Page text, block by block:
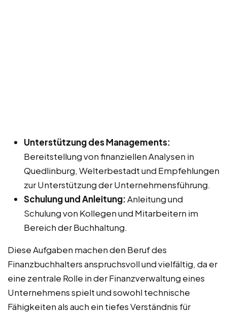
Unterstützung des Managements:
Bereitstellung von finanziellen Analysen in
Quedlinburg, Welterbestadt und Empfehlungen
zur Unterstützung der Unternehmensführung.
Schulung und Anleitung:Anleitung und
Schulung von Kollegen und Mitarbeitern im
Bereich der Buchhaltung.
Diese Aufgaben machen den Beruf des
Finanzbuchhalters anspruchsvoll und vielfältig, da er
eine zentrale Rolle in der Finanzverwaltung eines
Unternehmens spielt und sowohl technische
Fähigkeiten als auch ein tiefes Verständnis für